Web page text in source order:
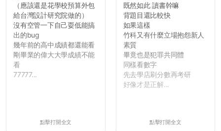
（應該還是花學校預算外包
給台灣設計研究院做的）
沒有空管一下自己耍低能搞
出的bug
幾年前的高中成績都還能看
剛畢業的偉大大學成績不能
看
77777...
點擊打開全文
既然如此 讀書幹嘛
背題目還比較快
如果這樣
竹科又有什麼立場抱怨新人
素質
畢竟也是犯罪共同體
同樣看數字
先去學店刷分數再考研
好像才是正解...
點擊打開全文